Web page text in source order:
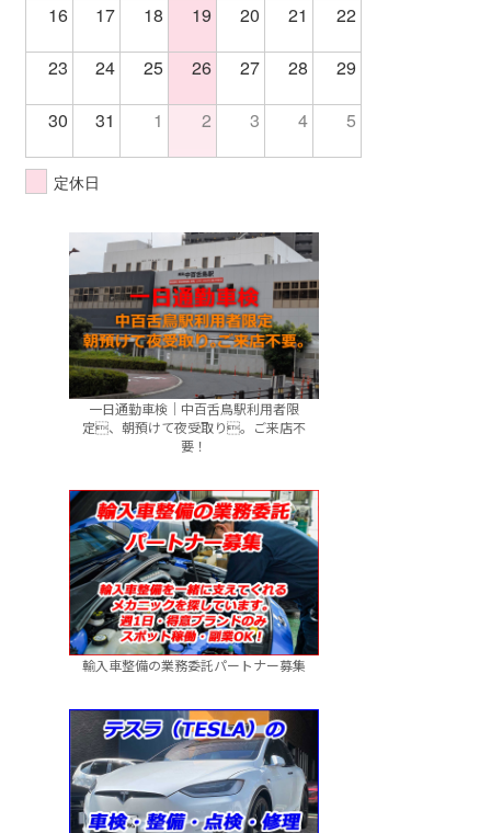
16 17 18 19 20 21 22
23 24 25 26 27 28 29
30 31 1 2 3 4 5
定休日
一日通勤車検｜中百舌鳥駅利用者限
定、朝預けて夜受取り。ご来店不
要！
輸入車整備の業務委託パートナー募集